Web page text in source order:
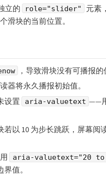
立的
role="slider"
元素
滑块的当前位置。
，导致滑块没有可播报的
器将永久播报初始值。
设置
aria-valuetext ——
若以 10 为步长跳跃，屏幕阅
aria-valuetext="20
值。